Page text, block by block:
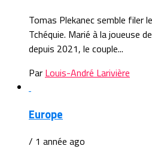
Tomas Plekanec semble filer
Tchéquie. Marié à la joueuse
depuis 2021, le couple...
Par Louis-André Larivière
Europe
/ 1 année ago